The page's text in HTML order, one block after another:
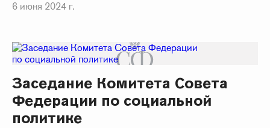
6 июня 2024 г.
Заседание Комитета Совета
Федерации по социальной
политике